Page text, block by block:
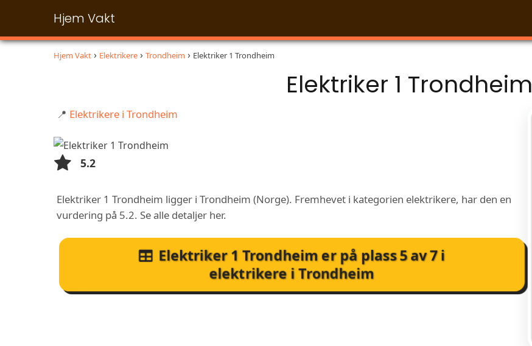
Hjem Vakt
Hjem Vakt Elektrikere Trondheim Elektriker 1 Trondheim
Elektriker 1 Trondheim
📍 Elektrikere i Trondheim
5.2
Elektriker 1 Trondheim ligger i Trondheim (Norge). Fremhevet i kategorien elektrikere, har den en
vurdering på 5.2. Se alle detaljer her.
Elektriker 1 Trondheimer på plass5av7i
elektrikere i Trondheim